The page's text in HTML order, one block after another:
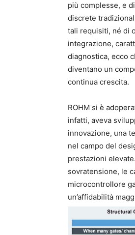
più complesse, e
discrete
tali requisiti, né di
integrazione,
diagnostica, ecco
diventano un
continua crescita.
ROHM si è
infatti, aveva
innovazione, una
nel campo del
prestazioni
sovratensione, le
microcontrollore
un’affidabilità